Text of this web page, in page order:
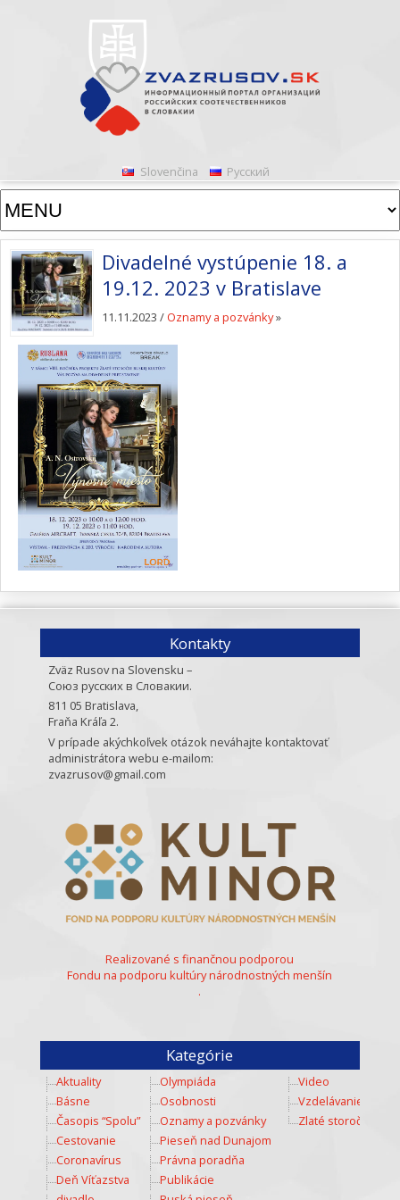
Slovenčina Русский
Divadelné vystúpenie 18. a
19.12. 2023 v Bratislave
11.11.2023 / Oznamy a pozvánky»
Kontakty
Zväz Rusov na Slovensku –
Союз русских в Словакии.
811 05 Bratislava,
Fraňa Kráľa 2.
V prípade akýchkoľvek otázok neváhajte kontaktovať
administrátora webu e-mailom:
zvazrusov@gmail.com
Realizované s finančnou podporou
Fondu na podporu kultúry národnostných menšín
.
Kategórie
Aktuality
Básne
Časopis “Spolu”
Cestovanie
Coronavírus
Deň Víťazstva
Olympiáda
Osobnosti
Oznamy a pozvánky
Pieseň nad Dunajom
Právna poradňa
Publikácie
Video
Vzdelávanie
Zlaté storočie